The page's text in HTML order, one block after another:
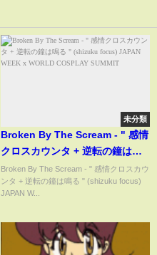
未分類
Broken By The Scream - " 感情
クロスカウンタ + 逆転の鐘は鳴
る " (shizuku focus) JAPAN
WEEK x WORLD COSPLAY
Broken By The Scream - " 感情クロスカウ
ンタ + 逆転の鐘は鳴る " (shizuku focus)
JAPAN W...